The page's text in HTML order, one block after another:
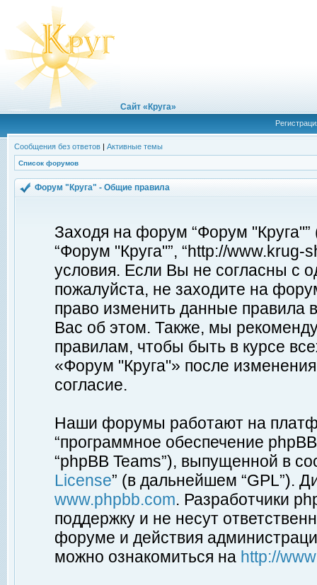
Сайт «Круга»
Сообщения без ответов | Активные темы
Список форумов
Форум "Круга" - Общие правила
Заходя на форум “Форум
“Форум "Круга"”, “http://
условия. Если Вы не согласны с
пожалуйста, не заходите на
право изменить данные правила
Вас об этом. Также, мы
правилам, чтобы быть в курсе
«Форум "Круга"» после
согласие.
Наши форумы работают на
“программное обеспечение
“phpBB Teams”), выпущенной в
License” (в дальнейшем “GPL”).
www.phpbb.com. Разработчики
поддержку и не несут
форуме и действия
можно ознакомиться на http://